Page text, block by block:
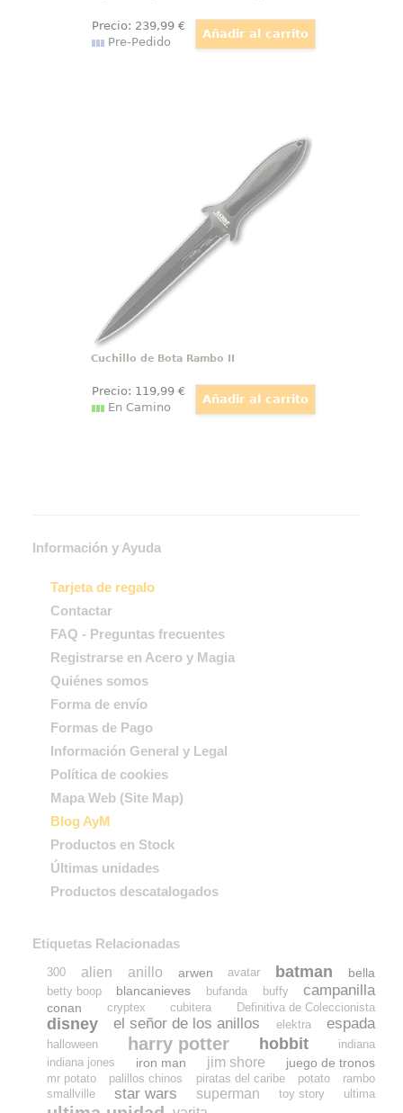
Precio: 239,99€
Pre-Pedido
Cuchillo de Bota Rambo II
Edición firmada de la réplica del
famoso cuchillo de bota de
Sylvester Stallone en “Rambo II”.
Cuchillo de Bota Rambo II
Precio: 119,99€
En Camino
Información y Ayuda
Tarjeta de regalo
Contactar
FAQ - Preguntas frecuentes
Registrarse en Acero y Magia
Quiénes somos
Forma de envío
Formas de Pago
Información General y Legal
Política de cookies
Mapa Web (Site Map)
Blog AyM
Productos en Stock
Últimas unidades
Productos descatalogados
Etiquetas Relacionadas
300 alien anillo arwen avatar batman bella
betty boop blancanieves bufanda buffy campanilla
conan cryptex cubitera Definitiva de Coleccionista
disney el señor de los anillos elektra espada
halloween harry potter hobbit
indiana
indiana jones
iron man jim shore juego de tronos
mr potato palillos chinos piratas del caribe potato
rambo
smallville
star wars superman toy story ultima